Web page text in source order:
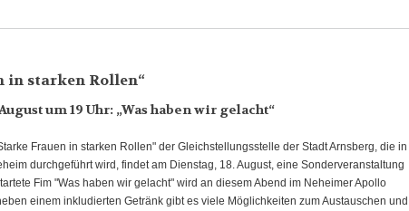
in starken Rollen“
um 19 Uhr: „Was haben wir gelacht“
Frauen in starken Rollen" der Gleichstellungsstelle der Stadt Arnsberg, die in
durchgeführt wird, findet am Dienstag, 18. August, eine Sonderveranstaltung
Fim "Was haben wir gelacht" wird an diesem Abend im Neheimer Apollo
einem inkludierten Getränk gibt es viele Möglichkeiten zum Austauschen und